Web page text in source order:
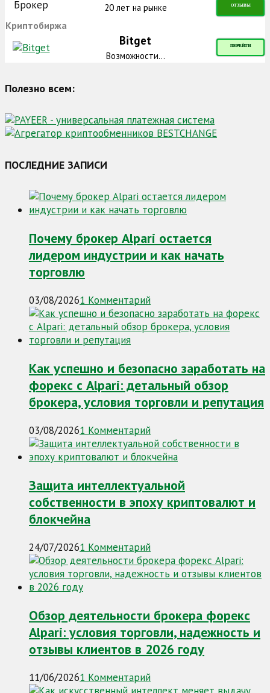
20 лет на рынке ОТЗЫВЫ
Криптобиржа
Bitget ПЕРЕЙТИ
Возможности...
Полезно всем:
ПОСЛЕДНИЕ ЗАПИСИ
Почему брокер Alpari остается
лидером индустрии и как начать
торговлю
03/08/20261 Комментарий
Как успешно и безопасно заработать на
форекс с Alpari: детальный обзор
брокера, условия торговли и репутация
03/08/20261 Комментарий
Защита интеллектуальной
собственности в эпоху криптовалют и
блокчейна
24/07/20261 Комментарий
Обзор деятельности брокера форекс
Alpari: условия торговли, надежность и
отзывы клиентов в 2026 году
11/06/20261 Комментарий